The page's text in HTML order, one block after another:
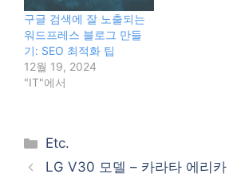
구글 검색에 잘 노출되는
워드프레스 블로그 만들
기: SEO 최적화 팁
12월 19, 2024
"IT"에서
Categories
Etc.
LG V30 모델 – 카라타 에리카